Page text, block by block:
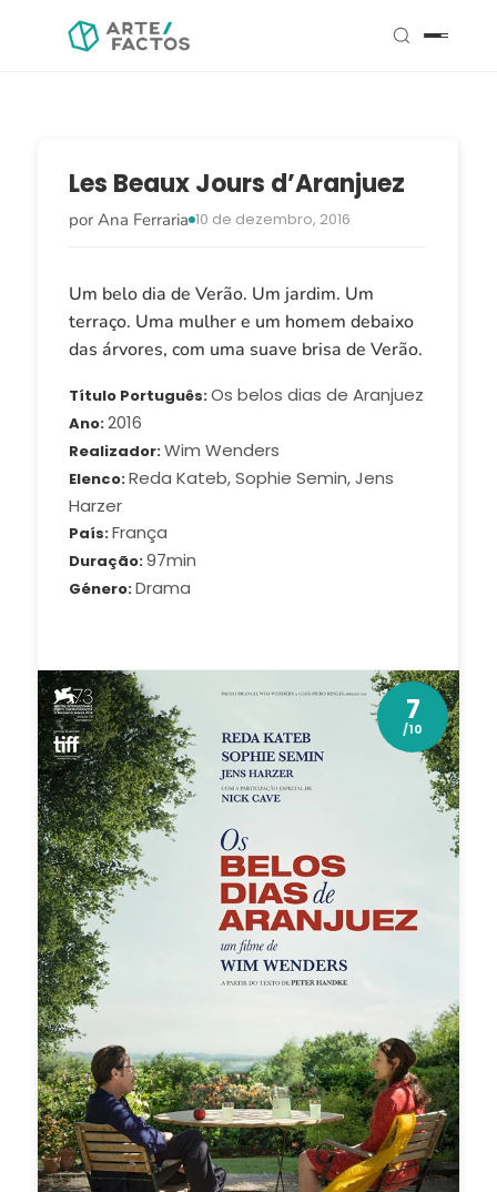
Les Beaux Jours d’Aranjuez
por Ana Ferraria 10 de dezembro, 2016
Um belo dia de Verão. Um jardim. Um
terraço. Uma mulher e um homem debaixo
das árvores, com uma suave brisa de Verão.
Título Português Os belos dias de Aranjuez
Ano 2016
Realizador Wim Wenders
Elenco Reda Kateb, Sophie Semin, Jens
Harzer
País França
Duração 97min
Género Drama
7
/10